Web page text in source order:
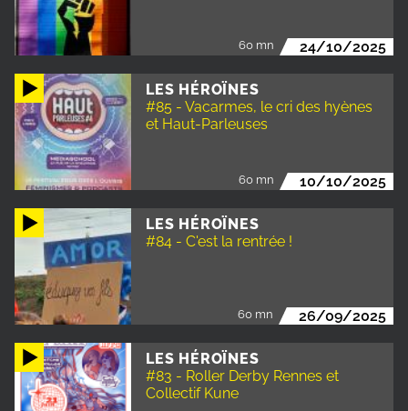
60 mn 24/10/2025
LES HÉROÏNES
#85 - Vacarmes, le cri des hyènes
et Haut-Parleuses
60 mn 10/10/2025
LES HÉROÏNES
#84 - C'est la rentrée !
60 mn 26/09/2025
LES HÉROÏNES
#83 - Roller Derby Rennes et
Collectif Kune